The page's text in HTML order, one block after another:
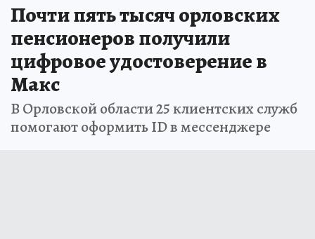
Почти пять тысяч орловских
пенсионеров получили
цифровое удостоверение в
Макс
В Орловской области 25 клиентских служб
помогают оформить ID в мессенджере